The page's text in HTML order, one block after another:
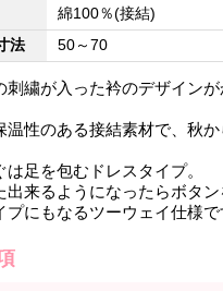
綿100％(接結)
法
50～70
刺繍が入った衿のデザイン
温性のある接結素材で、秋
は足を包むドレスタイプ。
出来るようになったらボタ
プにもなるツーウェイ仕様で